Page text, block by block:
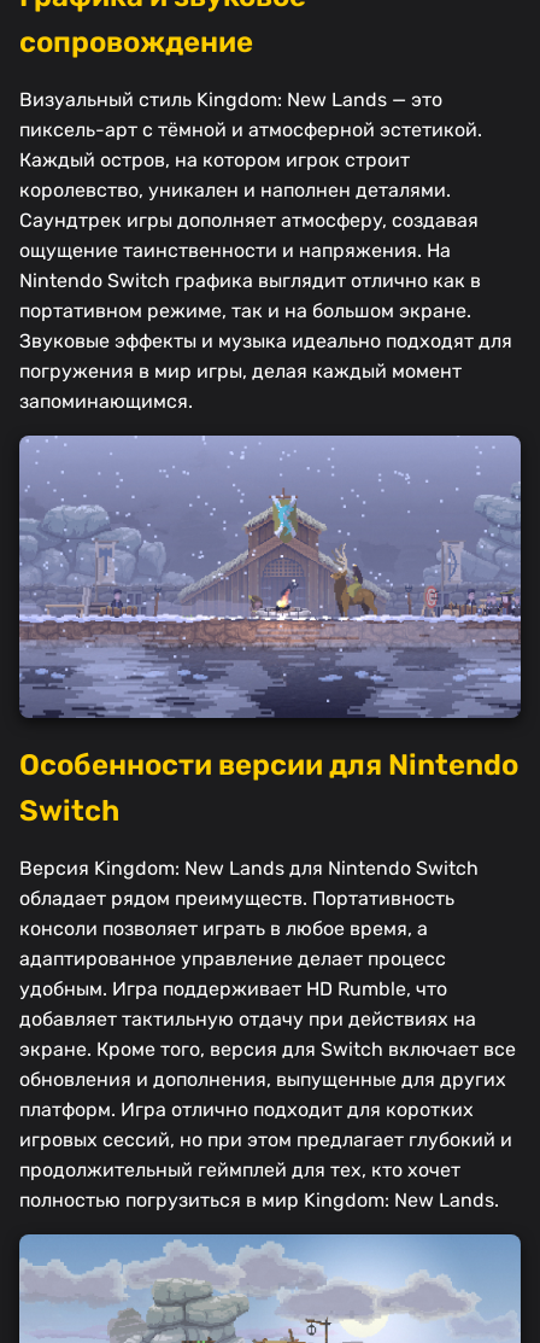
сопровождение
Визуальный стиль Kingdom: New Lands — это
пиксель-арт с тёмной и атмосферной эстетикой.
Каждый остров, на котором игрок строит
королевство, уникален и наполнен деталями.
Саундтрек игры дополняет атмосферу, создавая
ощущение таинственности и напряжения. На
Nintendo Switch графика выглядит отлично как в
портативном режиме, так и на большом экране.
Звуковые эффекты и музыка идеально подходят для
погружения в мир игры, делая каждый момент
запоминающимся.
Особенности версии для Nintendo
Switch
Версия Kingdom: New Lands для Nintendo Switch
обладает рядом преимуществ. Портативность
консоли позволяет играть в любое время, а
адаптированное управление делает процесс
удобным. Игра поддерживает HD Rumble, что
добавляет тактильную отдачу при действиях на
экране. Кроме того, версия для Switch включает все
обновления и дополнения, выпущенные для других
платформ. Игра отлично подходит для коротких
игровых сессий, но при этом предлагает глубокий и
продолжительный геймплей для тех, кто хочет
полностью погрузиться в мир Kingdom: New Lands.